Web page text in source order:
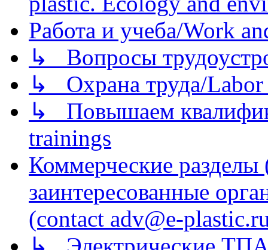
Работа и учеба/Work
↳ Вопросы
↳ Охрана труда/Labor
↳ Повышаем
trainings
Коммерческие
заинтересованные
(contact adv@e-